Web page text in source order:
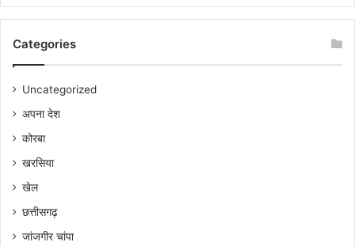
Categories
Uncategorized
अपना देश
कोरबा
खरसिया
खेल
छत्तीसगढ़
जांजगीर चांपा